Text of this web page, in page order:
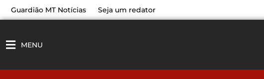
paraGuardião MT Notícias Seja um redator
MENU